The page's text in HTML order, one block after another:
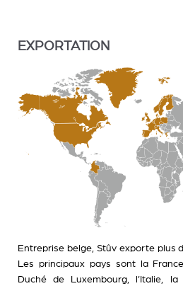
EXPORTATION
Entreprise belge, Stûv exporte plus
Les principaux pays sont la
Duché de Luxembourg, l’Italie, la